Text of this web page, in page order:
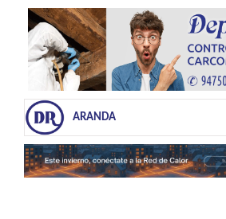
ARANDA